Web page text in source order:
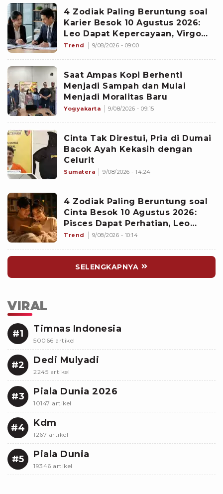
4 Zodiak Paling Beruntung soal
Karier Besok 10 Agustus 2026:
Leo Dapat Kepercayaan, Virgo
Makin Diperhitungkan
Trend 9/08/2026 - 09:00
Saat Ampas Kopi Berhenti
Menjadi Sampah dan Mulai
Menjadi Moralitas Baru
Yogyakarta 9/08/2026 - 09:15
Cinta Tak Direstui, Pria di Dumai
Bacok Ayah Kekasih dengan
Celurit
Sumatera 9/08/2026 - 14:24
4 Zodiak Paling Beruntung soal
Cinta Besok 10 Agustus 2026:
Pisces Dapat Perhatian, Leo
Makin Dekat dengan Si Dia
Trend 9/08/2026 - 10:14
SELENGKAPNYA
VIRAL
#1 Timnas Indonesia
50066 artikel
#2 Dedi Mulyadi
2245 artikel
#3 Piala Dunia 2026
10147 artikel
#4 Kdm
1267 artikel
#5 Piala Dunia
19346 artikel